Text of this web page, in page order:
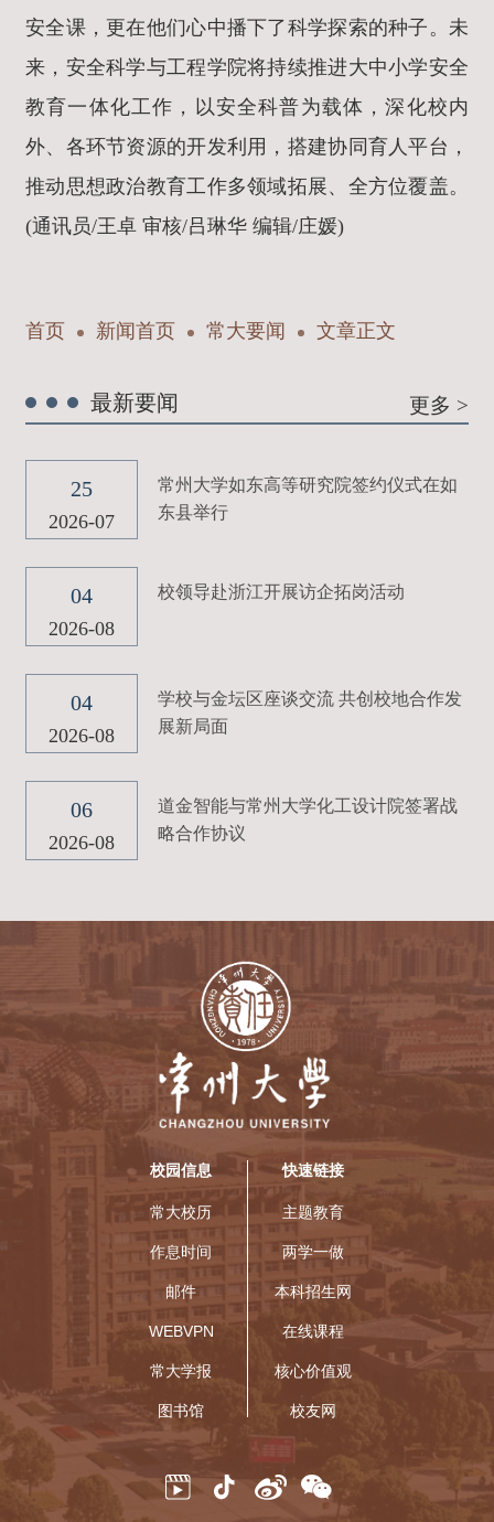
安全课，更在他们心中播下了科学探索的种子。未
来，安全科学与工程学院将持续推进大中小学安全
教育一体化工作，以安全科普为载体，深化校内
外、各环节资源的开发利用，搭建协同育人平台，
推动思想政治教育工作多领域拓展、全方位覆盖。
(通讯员/王卓 审核/吕琳华 编辑/庄媛)
首页 新闻首页 常大要闻 文章正文
最新要闻 更多 >
25
2026-07
常州大学如东高等研究院签约仪式在如
东县举行
04
2026-08
校领导赴浙江开展访企拓岗活动
04
2026-08
学校与金坛区座谈交流 共创校地合作发
展新局面
06
2026-08
道金智能与常州大学化工设计院签署战
略合作协议
校园信息
常大校历
作息时间
邮件
WEBVPN
常大学报
图书馆
快速链接
主题教育
两学一做
本科招生网
在线课程
核心价值观
校友网